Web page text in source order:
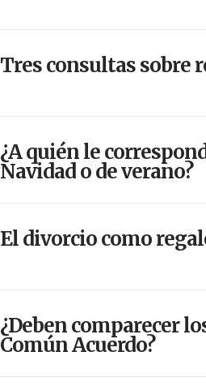
Tres consultas
¿A quién le
Navidad o de verano?
El divorcio como
¿Deben comparecer
Común Acuerdo?